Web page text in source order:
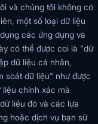
và chúng tôi không có
một số loại dữ liệu
các ứng dụng và
có thể được coi là "dữ
dữ liệu cá nhân,
soát dữ liệu" như được
chính xác mà
liệu đó và các lựa
hoặc dịch vụ bạn sử